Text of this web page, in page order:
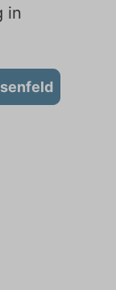
in